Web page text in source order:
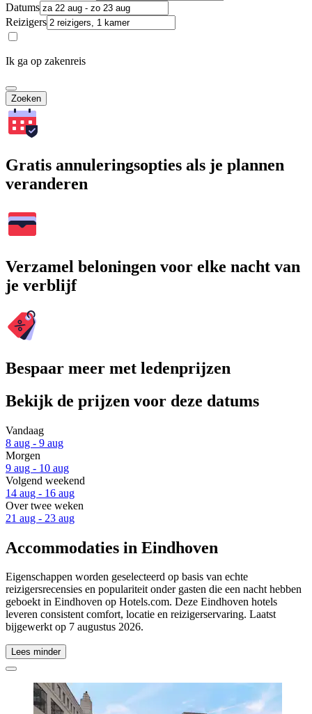
Datums
Reizigers
Ik ga op zakenreis
Zoeken
Gratis annuleringsopties als je plannen
veranderen
Verzamel beloningen voor elke nacht van
je verblijf
Bespaar meer met ledenprijzen
Bekijk de prijzen voor deze datums
Vandaag
8 aug - 9 aug
Morgen
9 aug - 10 aug
Volgend weekend
14 aug - 16 aug
Over twee weken
21 aug - 23 aug
Accommodaties in Eindhoven
Eigenschappen worden geselecteerd op basis van echte
reizigersrecensies en populariteit onder gasten die een nacht hebben
geboekt in Eindhoven op Hotels.com. Deze Eindhoven hotels
leveren consistent comfort, locatie en reizigerservaring. Laatst
bijgewerkt op 7 augustus 2026.
Lees minder